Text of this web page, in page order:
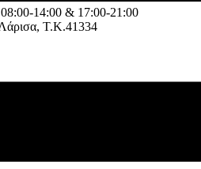
14:00 & 17:00-21:00
Τ.Κ.41334